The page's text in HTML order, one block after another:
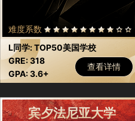
难度系数
L同学: TOP50美国学校
GRE: 318
GPA: 3.6+
查看详情
宾夕法尼亚大学